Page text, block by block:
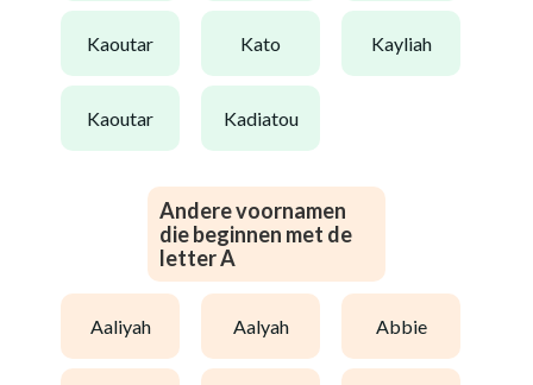
kaoutar kato kayliah
kaoutar kadiatou
Andere voornamen
die beginnen met de
letter A
aaliyah aalyah abbie